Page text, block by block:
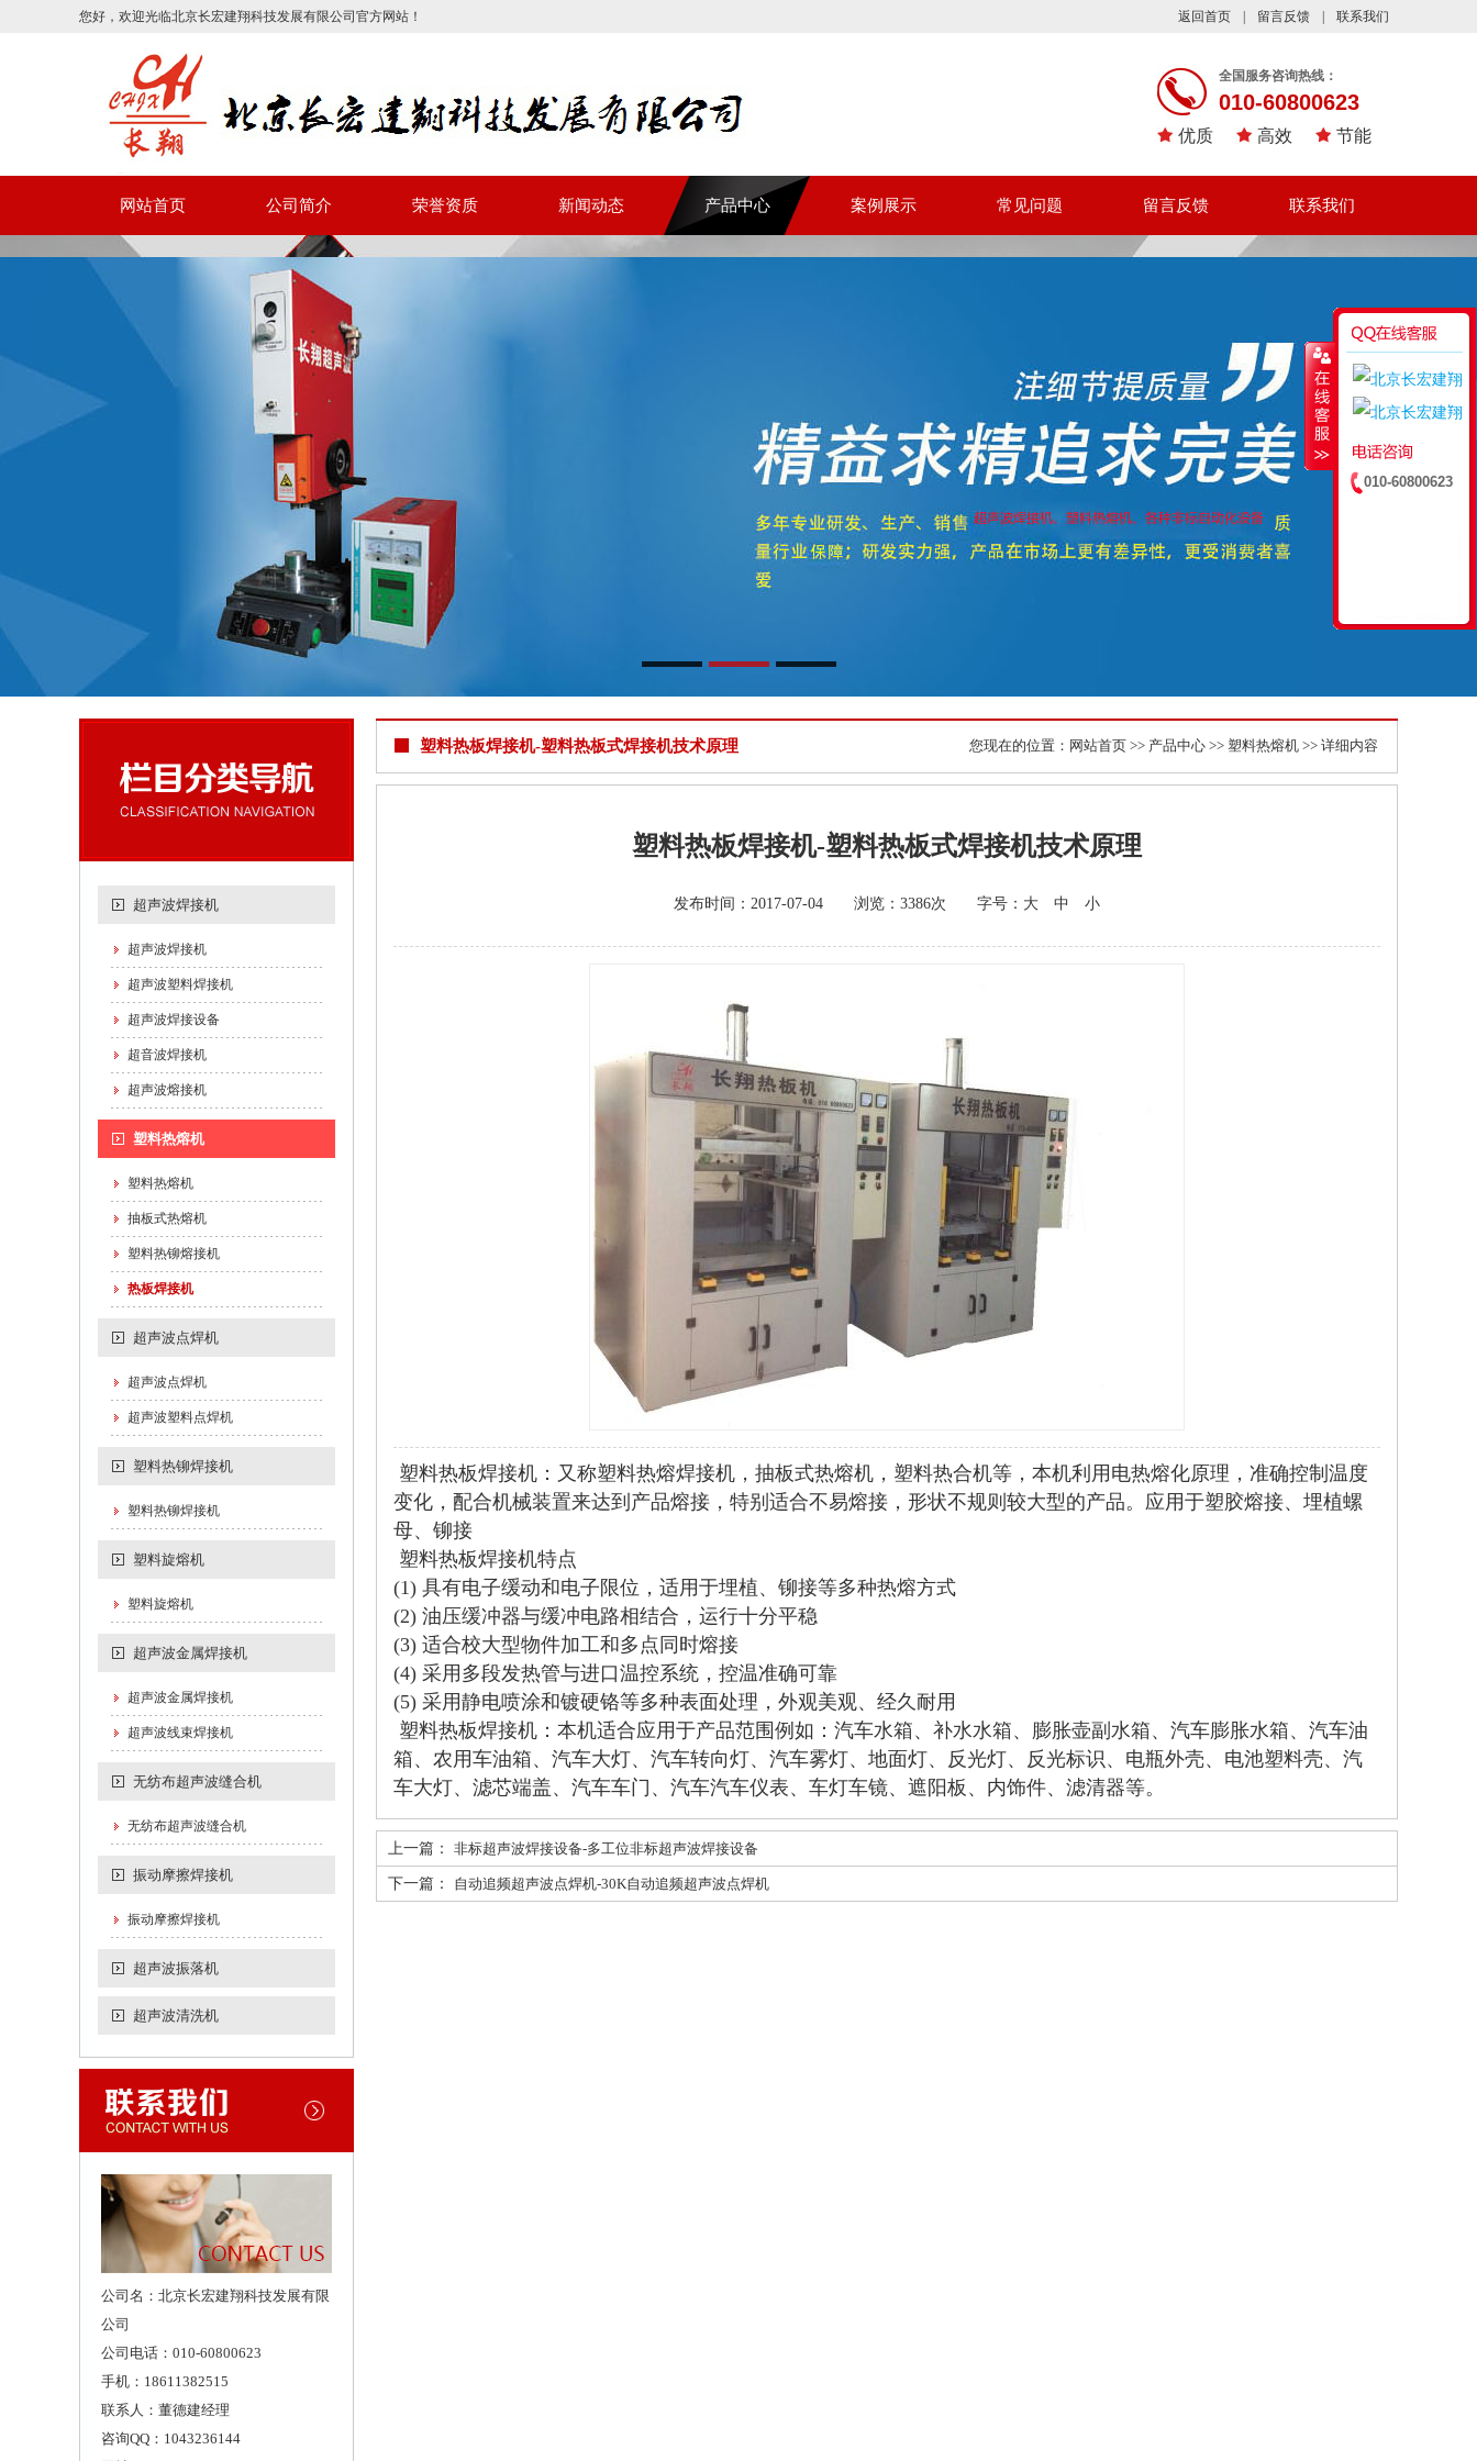
您好，欢迎光临北京长宏建翔科技发展有限公司官方网站！ 返回首页 留言反馈 联系我们
全国服务咨询热线：
010-60800623
优质 高效 节能
网站首页 公司简介 荣誉资质 新闻动态 产品中心 案例展示 常见问题 留言反馈 联系我们
2
超声波焊接机
超声波焊接机
超声波塑料焊接机
超声波焊接设备
超音波焊接机
超声波熔接机
塑料热熔机
塑料热熔机
抽板式热熔机
塑料热铆熔接机
热板焊接机
超声波点焊机
超声波点焊机
超声波塑料点焊机
塑料热铆焊接机
塑料热铆焊接机
塑料旋熔机
塑料旋熔机
超声波金属焊接机
超声波金属焊接机
超声波线束焊接机
无纺布超声波缝合机
无纺布超声波缝合机
振动摩擦焊接机
振动摩擦焊接机
超声波振落机
超声波清洗机
公司名：北京长宏建翔科技发展有限
公司
公司电话：010-60800623
手机：18611382515
联系人：董德建经理
咨询QQ：1043236144
塑料热板焊接机-塑料热板式焊接机技术原理 您现在的位置： 网站首页 >> 产品中心 >> 塑料热熔机 >> 详细内容
塑料热板焊接机-塑料热板式焊接机技术原理
发布时间：2017-07-04 浏览：3386次 字号： 大 中 小
塑料热板焊接机：又称塑料热熔焊接机，抽板式热熔机，塑料热合机等，本机利用电热熔化原理，准确控制温度
变化，配合机械装置来达到产品熔接，特别适合不易熔接，形状不规则较大型的产品。应用于塑胶熔接、埋植螺
母、铆接
塑料热板焊接机特点
(1) 具有电子缓动和电子限位，适用于埋植、铆接等多种热熔方式
(2) 油压缓冲器与缓冲电路相结合，运行十分平稳
(3) 适合校大型物件加工和多点同时熔接
(4) 采用多段发热管与进口温控系统，控温准确可靠
(5) 采用静电喷涂和镀硬铬等多种表面处理，外观美观、经久耐用
塑料热板焊接机：本机适合应用于产品范围例如：汽车水箱、补水水箱、膨胀壶副水箱、汽车膨胀水箱、汽车油
箱、农用车油箱、汽车大灯、汽车转向灯、汽车雾灯、地面灯、反光灯、反光标识、电瓶外壳、电池塑料壳、汽
车大灯、滤芯端盖、汽车车门、汽车汽车仪表、车灯车镜、遮阳板、内饰件、滤清器等。
上一篇： 非标超声波焊接设备-多工位非标超声波焊接设备
下一篇： 自动追频超声波点焊机-30K自动追频超声波点焊机
010-60800623